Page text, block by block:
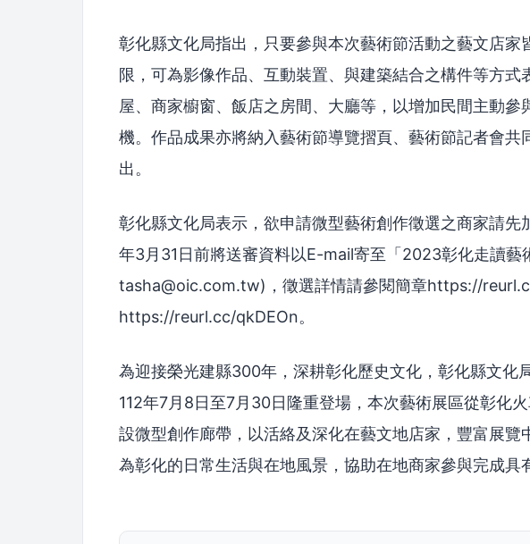
彰化縣文化局指出，只要參與本次藝術節活動之藝文店家
限，可為影像作品、互動裝置、與建築結合之構件等方
屋、商家櫥窗、飯店之房間、大廳等，以增加民間主動
機。作品成果亦將納入藝術節導覽摺頁、藝術節記者會共
出。
彰化縣文化局表示，欲申請微型藝術創作徵選之商家請先
年3月31日前將送審資料以E-mail寄至「2023彰化走讀藝
tasha@oic.com.tw)，徵選詳情請參閱簡章https://
https://reurl.cc/qkDEOn。
為迎接榮光建縣300年，深耕彰化歷史文化，彰化縣文化
112年7月8日至7月30日隆重登場，本次藝術展區從彰化
設微型創作廊帶，以活絡及深化在藝文地店家，豐富展覽
為彰化的日常生活與在地風景，協助在地商家參與完成具